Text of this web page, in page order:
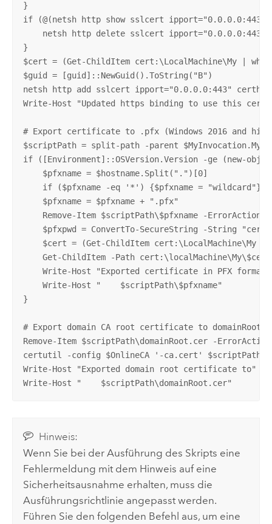
}
if (@(netsh http show sslcert
netsh http delete sslcert ipport="0.0.0.0:443"
}
$cert = (Get-ChildItem cert:\LocalMachine\My |
$guid = [guid]::NewGuid().ToString("B")
netsh http add sslcert ipport="0.0.0.0:443"
Write-Host "Updated https binding to use this
# Export certificate to .pfx (Windows 2016 and
$scriptPath = split-path -parent
if ([Environment]::OSVersion.Version -ge (new-
    $pfxname = $hostname.Split(".")[0]
    if ($pfxname -eq '*') {$pfxname = "wildcard"}
    $pfxname = $pfxname + ".pfx"
Remove-Item $scriptPath\$pfxname -ErrorAction
$pfxpwd = ConvertTo-SecureString -String
$cert = (Get-ChildItem cert:\LocalMachine\My
Get-ChildItem -Path
Write-Host "Exported certificate in PFX format
    Write-Host "    $scriptPath\$pfxname"
}
# Export domain CA root certificate to
Remove-Item $scriptPath\domainRoot.cer -
certutil -config $OnlineCA '-ca.cert'
Write-Host "Exported domain root certificate to"
Write-Host "    $scriptPath\domainRoot.cer"
Hinweis:
Wenn Sie bei der Ausführung des Skripts eine
Fehlermeldung mit dem Hinweis auf eine
Sicherheitsausnahme erhalten, muss die
Ausführungsrichtlinie angepasst werden.
Führen Sie den folgenden Befehl aus, um eine